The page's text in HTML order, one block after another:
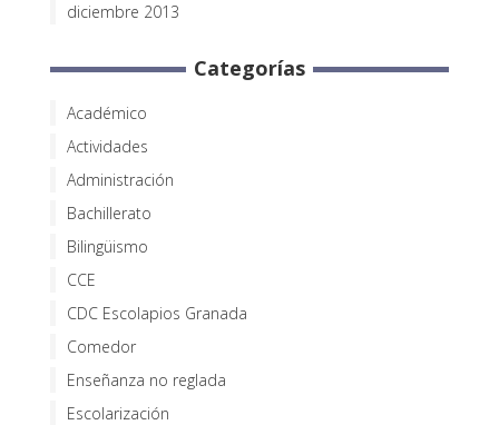
diciembre 2013
Categorías
Académico
Actividades
Administración
Bachillerato
Bilingüismo
CCE
CDC Escolapios Granada
Comedor
Enseñanza no reglada
Escolarización